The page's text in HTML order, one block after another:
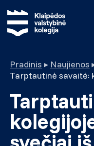
Pradinis ▸ Naujienos